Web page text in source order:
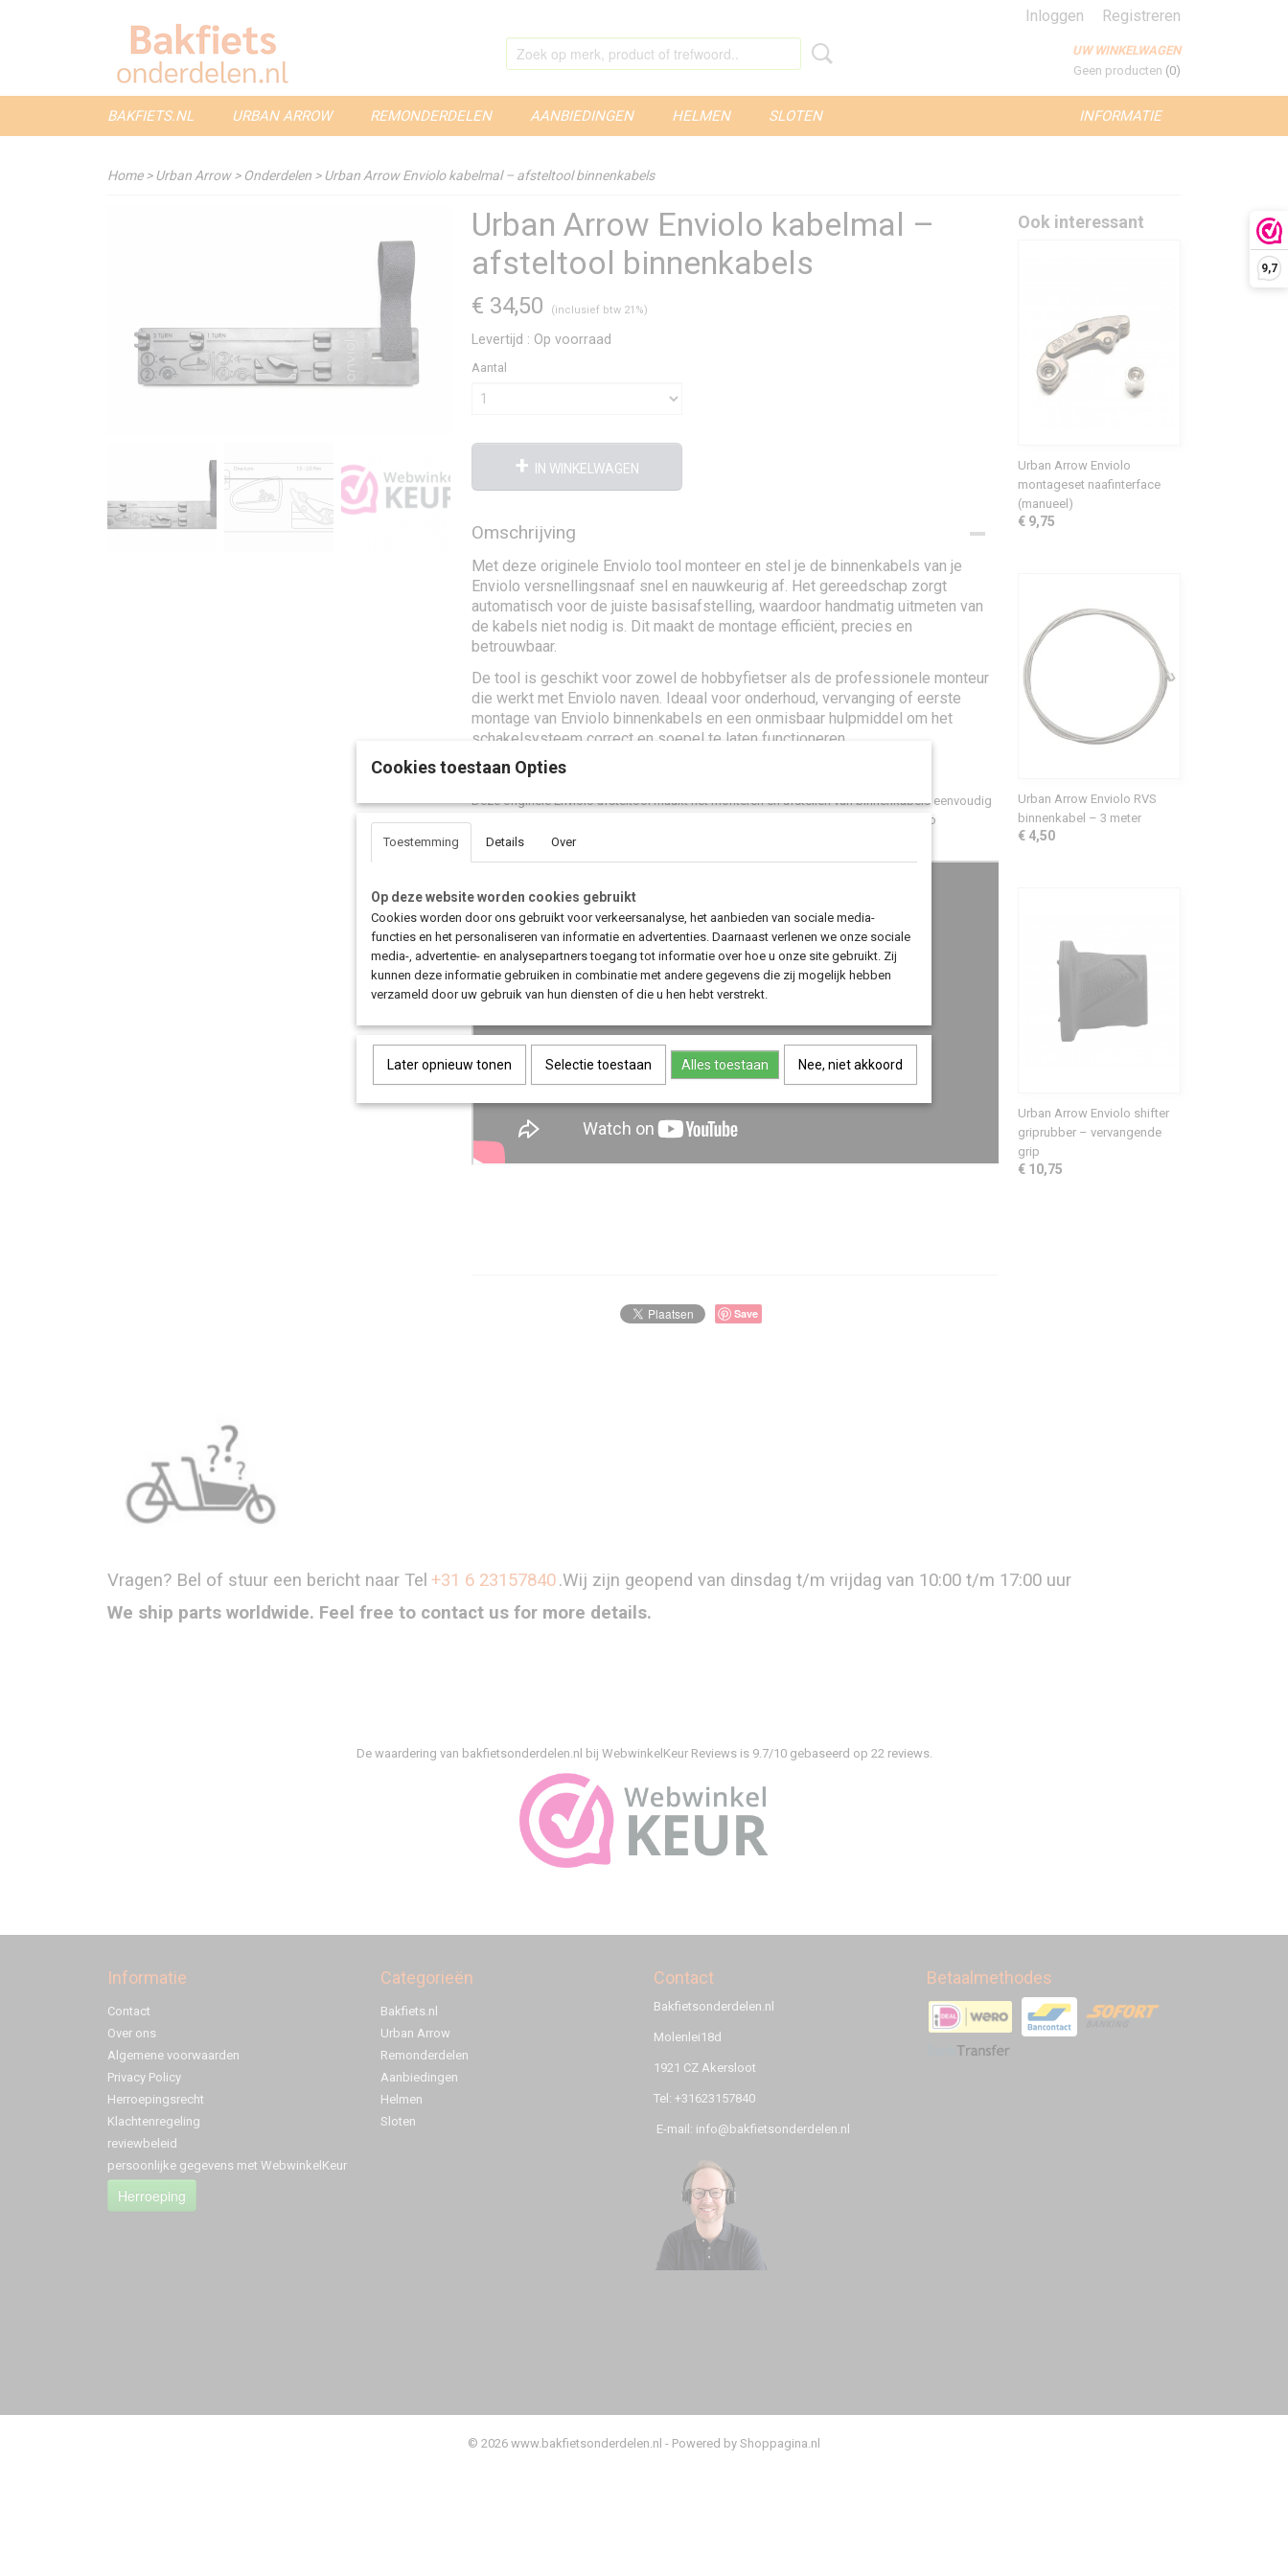
9,7
Inloggen Registreren
UW WINKELWAGEN
Geen producten (0)
INFORMATIE
BAKFIETS.NL URBAN ARROW REMONDERDELEN AANBIEDINGEN HELMEN SLOTEN
Home>Urban Arrow> Onderdelen >Urban Arrow Enviolo kabelmal – afsteltool binnenkabels
Urban Arrow Enviolo kabelmal –
afsteltool binnenkabels
€ 34,50 (inclusief btw 21%)
Levertijd : Op voorraad
Aantal
IN WINKELWAGEN
Omschrijving
Met deze originele Enviolo tool monteer en stel je de binnenkabels van je
Enviolo versnellingsnaaf snel en nauwkeurig af. Het gereedschap zorgt
automatisch voor de juiste basisafstelling, waardoor handmatig uitmeten van
de kabels niet nodig is. Dit maakt de montage efficiënt, precies en
betrouwbaar.
De tool is geschikt voor zowel de hobbyfietser als de professionele monteur
die werkt met Enviolo naven. Ideaal voor onderhoud, vervanging of eerste
montage van Enviolo binnenkabels en een onmisbaar hulpmiddel om het
schakelsysteem correct en soepel te laten functioneren.
Deze originele Enviolo afsteltool maakt het monteren en afstellen van binnenkabels eenvoudig
en nauwkeurig. Geschikt voor onderhoud, vervanging en eerste montage van Enviolo
versnellingsnaven.
Save
Ook interessant
Urban Arrow Enviolo
montageset naafinterface
(manueel)
€ 9,75
Urban Arrow Enviolo RVS
binnenkabel – 3 meter
€ 4,50
Urban Arrow Enviolo shifter
griprubber – vervangende
grip
€ 10,75
Vragen? Bel of stuur een bericht naar Tel +31 6 23157840.Wij zijn geopend van dinsdag t/m vrijdag van 10:00 t/m 17:00 uur
We ship parts worldwide. Feel free to contact us for more details.
De waardering van bakfietsonderdelen.nl bij WebwinkelKeur Reviewsis 9.7/10 gebaseerd op 22 reviews.
Informatie
Contact
Over ons
Algemene voorwaarden
Privacy Policy
Herroepingsrecht
Klachtenregeling
reviewbeleid
persoonlijke gegevens met WebwinkelKeur
Herroeping
Categorieën
Bakfiets.nl
Urban Arrow
Remonderdelen
Aanbiedingen
Helmen
Sloten
Contact
Bakfietsonderdelen.nl
Molenlei18d
1921 CZ Akersloot
Tel: +31623157840
E-mail: info@bakfietsonderdelen.nl
Betaalmethodes
© 2026 www.bakfietsonderdelen.nl - Powered by Shoppagina.nl
Cookies toestaan Opties
Toestemming Details Over
Op deze website worden cookies gebruikt
Cookies worden door ons gebruikt voor verkeersanalyse, het aanbieden van sociale media-
functies en het personaliseren van informatie en advertenties. Daarnaast verlenen we onze sociale
media-, advertentie- en analysepartners toegang tot informatie over hoe u onze site gebruikt. Zij
kunnen deze informatie gebruiken in combinatie met andere gegevens die zij mogelijk hebben
verzameld door uw gebruik van hun diensten of die u hen hebt verstrekt.
Later opnieuw tonen Selectie toestaan Alles toestaan Nee, niet akkoord